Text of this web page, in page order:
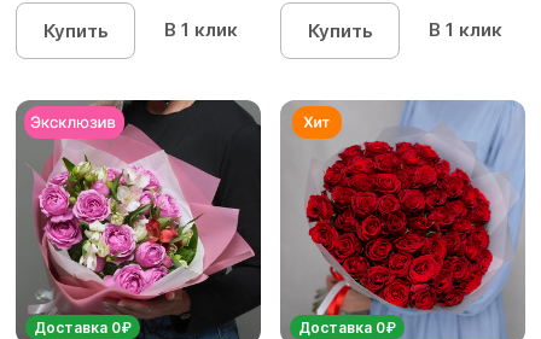
Купить В 1 клик Купить В 1 клик
Доставка 0₽ Доставка 0₽